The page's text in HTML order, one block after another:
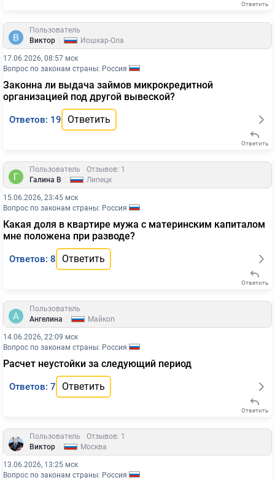
Ответить
Пользователь
Виктор
Йошкар-Ола
17.06.2026, 08:57 мск
Вопрос по законам страны: Россия
Законна ли выдача займов микрокредитной
организацией под другой вывеской?
Ответов: 19 Ответить
Ответить
Пользователь
Отзывов: 1
Галина В
Липецк
15.06.2026, 23:45 мск
Вопрос по законам страны: Россия
Какая доля в квартире мужа с материнским капиталом
мне положена при разводе?
Ответов: 8 Ответить
Ответить
Пользователь
Ангелина
Майкоп
14.06.2026, 22:09 мск
Вопрос по законам страны: Россия
Расчет неустойки за следующий период
Ответов: 7 Ответить
Ответить
Пользователь
Отзывов: 1
Виктор
Москва
13.06.2026, 13:25 мск
Вопрос по законам страны: Россия